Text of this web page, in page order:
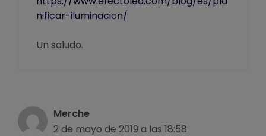
nificar-iluminacion/
Un saludo.
Merche
2 de mayo de 2019 a las 18:58